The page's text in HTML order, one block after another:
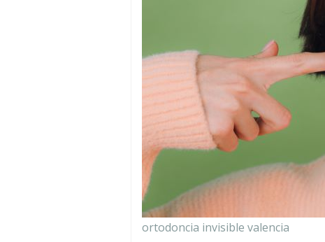
ortodoncia invisible valencia